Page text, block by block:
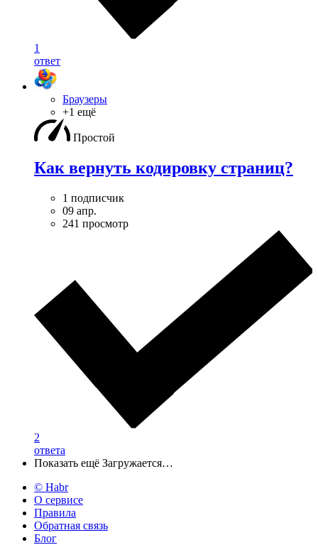
1
ответ
Браузеры
+1 ещё
Простой
Как вернуть кодировку страниц?
1 подписчик
09 апр.
241 просмотр
2
ответа
Показать ещё Загружается…
© Habr
О сервисе
Правила
Обратная связь
Блог